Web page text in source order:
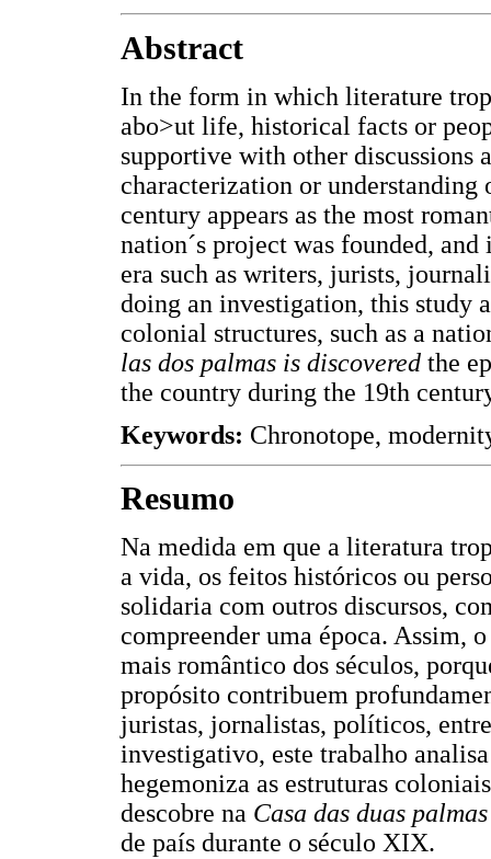
Abstract
In the form in which literature
abo>ut life, historical facts or
supportive with other discussions
characterization or
century appears as the most
nation´s project was founded,
era such as writers, jurists,
doing an investigation, this study
colonial structures, such as a
las dos palmas is discovered the
the country during the 19th
Keywords: Chronotope,
Resumo
Na medida em que a literatura
a vida, os feitos históricos ou
solidaria com outros discursos,
compreender uma época. Assim,
mais romântico dos séculos,
propósito contribuem
juristas, jornalistas, políticos,
investigativo, este trabalho
hegemoniza as estruturas
descobre na Casa das duas palmas
de país durante o século XIX.